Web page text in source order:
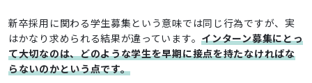
新卒採用に関わる学生募集という意味では同じ行為ですが、実
はかなり求められる結果が違っています。インターン募集にとっ
て大切なのは、どのような学生を早期に接点を持たなければな
らないのかという点です。